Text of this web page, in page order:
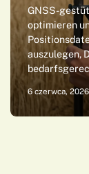
GNSS-
optimieren
auszulegen,
6 czerwca, 2026